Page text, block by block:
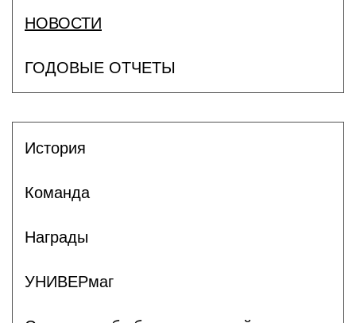
НОВОСТИ
ГОДОВЫЕ ОТЧЕТЫ
История
Команда
Награды
УНИВЕРмаг